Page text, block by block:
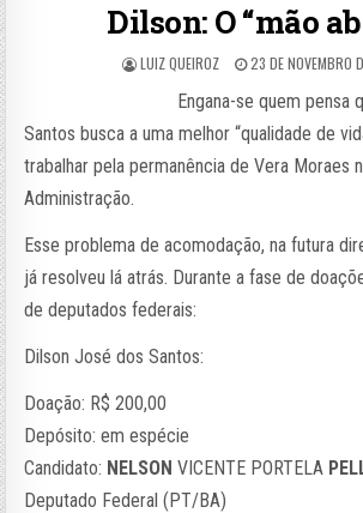
Dilson: O “mão
LUIZ QUEIROZ 23 DE NOVEMBRO
Engana-se quem pensa
Santos busca a uma melhor “qualidade de
trabalhar pela permanência de Vera Moraes
Administração.
Esse problema de acomodação, na futura
já resolveu lá atrás. Durante a fase de
de deputados federais:
Dilson José dos Santos:
Doação: R$ 200,00
Depósito: em espécie
Candidato: NELSON VICENTE PORTELA
Deputado Federal (PT/BA)